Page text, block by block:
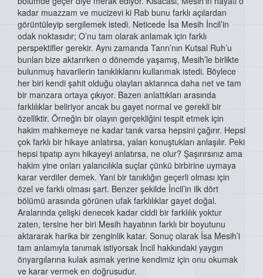
kadar muazzam ve mucizevi ki Rab bunu farklı açılardan
görüntüleyip sergilemek istedi. Neticede İsa Mesih İncil’in
odak noktasıdır; O’nu tam olarak anlamak için farklı
perspektifler gerekir. Aynı zamanda Tanrı’nın Kutsal Ruh’u
bunları bize aktarırken o dönemde yaşamış, Mesih’le birlikte
bulunmuş havarilerin tanıklıklarını kullanmak istedi. Böylece
her biri kendi şahit olduğu olayları aktarınca daha net ve tam
bir manzara ortaya çıkıyor. Bazen anlattıkları arasında
farklılıklar beliriyor ancak bu gayet normal ve gerekli bir
özelliktir. Örneğin bir olayın gerçekliğini tespit etmek için
hakim mahkemeye ne kadar tanık varsa hepsini çağırır. Hepsi
çok farklı bir hikaye anlatırsa, yalan konuştukları anlaşılır. Peki
hepsi tıpatıp aynı hikayeyi anlatırsa, ne olur? Şaşırırsınız ama
hakim yine onları yalancılıkla suçlar çünkü birbirine uymaya
karar verdiler demek. Yani bir tanıklığın geçerli olması için
özel ve farklı olması şart. Benzer şekilde İncil’in ilk dört
bölümü arasında görünen ufak farklılıklar gayet doğal.
Aralarında çelişki denecek kadar ciddi bir farklılık yoktur
zaten, tersine her biri Mesih hayatının farklı bir boyutunu
aktararak harika bir zenginlik katar. Sonuç olarak İsa Mesih’i
tam anlamıyla tanımak istiyorsak İncil hakkındaki yaygın
önyargılarına kulak asmak yerine kendimiz için onu okumak
ve karar vermek en doğrusudur.